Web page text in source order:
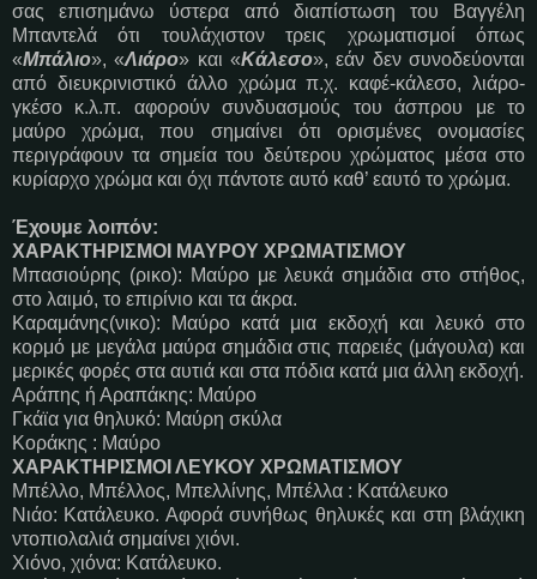
σας επισημάνω ύστερα από διαπίστωση του Βαγγέλη
Μπαντελά ότι τουλάχιστον τρεις χρωματισμοί όπως
«Μπάλιο», «Λιάρο» και «Κάλεσο», εάν δεν συνοδεύονται
από διευκρινιστικό άλλο χρώμα π.χ. καφέ-κάλεσο, λιάρο-
γκέσο κ.λ.π. αφορούν συνδυασμούς του άσπρου με το
μαύρο χρώμα, που σημαίνει ότι ορισμένες ονομασίες
περιγράφουν τα σημεία του δεύτερου χρώματος μέσα στο
κυρίαρχο χρώμα και όχι πάντοτε αυτό καθ’ εαυτό το χρώμα.
Έχουμε λοιπόν:
ΧΑΡΑΚΤΗΡΙΣΜΟΙ ΜΑΥΡΟΥ ΧΡΩΜΑΤΙΣΜΟΥ
Μπασιούρης (ρικο): Μαύρο με λευκά σημάδια στο στήθος,
στο λαιμό, το επιρίνιο και τα άκρα.
Καραμάνης(νικο): Μαύρο κατά μια εκδοχή και λευκό στο
κορμό με μεγάλα μαύρα σημάδια στις παρειές (μάγουλα) και
μερικές φορές στα αυτιά και στα πόδια κατά μια άλλη εκδοχή.
Αράπης ή Αραπάκης: Μαύρο
Γκάϊα για θηλυκό: Μαύρη σκύλα
Κοράκης : Μαύρο
ΧΑΡΑΚΤΗΡΙΣΜΟΙ ΛΕΥΚΟΥ ΧΡΩΜΑΤΙΣΜΟΥ
Μπέλλο, Μπέλλος, Μπελλίνης, Μπέλλα : Κατάλευκο
Νιάο: Κατάλευκο. Αφορά συνήθως θηλυκές και στη βλάχικη
ντοπιολαλιά σημαίνει χιόνι.
Χιόνο, χιόνα: Κατάλευκο.